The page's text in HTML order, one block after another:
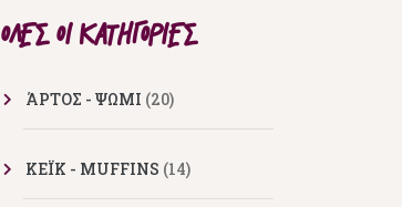
ΌΛΕΣ ΟΙ ΚΑΤΗΓΟΡΊΕΣ
ΆΡΤΟΣ - ΨΩΜΙ (20)
ΚΕΪΚ - MUFFINS (14)